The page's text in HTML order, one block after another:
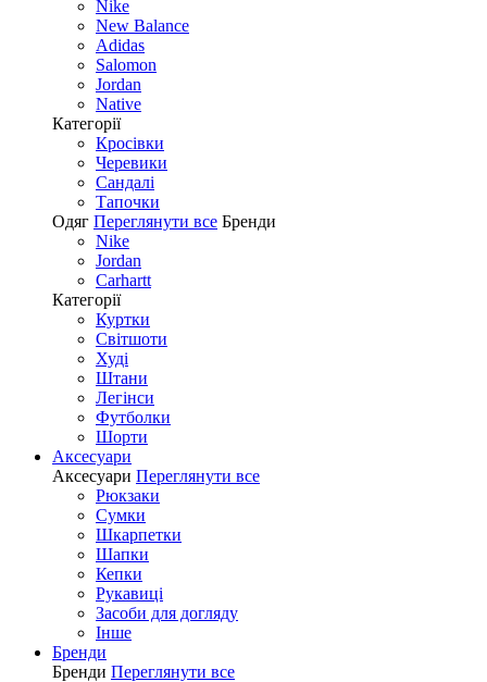
Nike
New Balance
Adidas
Salomon
Jordan
Native
Категорії
Кросівки
Черевики
Сандалі
Tапочки
Одяг Переглянути все Бренди
Nike
Jordan
Carhartt
Категорії
Куртки
Світшоти
Худі
Штани
Легінси
Футболки
Шорти
Аксесуари
Аксесуари Переглянути все
Рюкзаки
Сумки
Шкарпетки
Шапки
Кепки
Рукавиці
Засоби для догляду
Інше
Бренди
Бренди Переглянути все